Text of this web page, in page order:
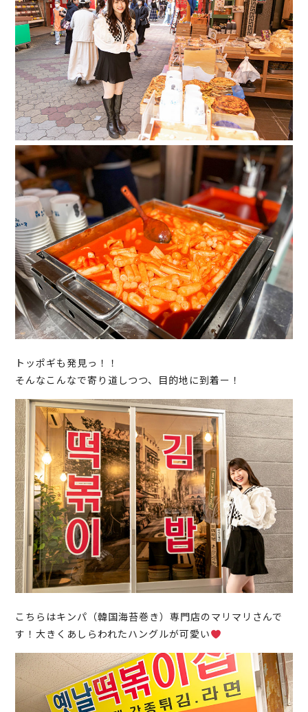
トッポギも発見っ！！
そんなこんなで寄り道しつつ、目的地に到着ー！
こちらはキンパ（韓国海苔巻き）専門店のマリマリさんで
す！大きくあしらわれたハングルが可愛い